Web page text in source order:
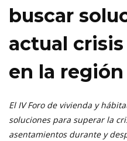
buscar
actual
en la región
El IV Foro de vivienda y
soluciones para superar la
asentamientos durante y